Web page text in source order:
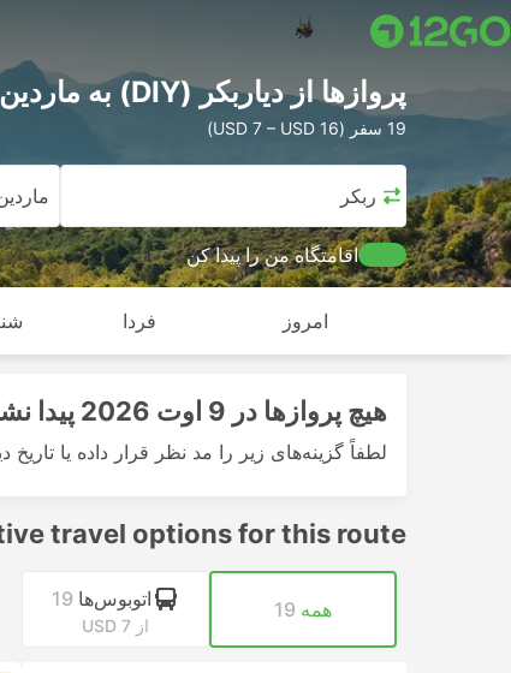
پرواز‌ها از دیاربکر (DIY) به ماردین (MQM)
19 سفر (USD 7 – USD 16)
دیاربکر
اقامتگاه من را پیدا کن
امروز فردا
هیچ پرواز‌ها در 9 اوت 2026 پیدا نشد
لطفاً گزینه‌های زیر را مد نظر قرار داده یا تاریخ
travel options for this route
همه 19 اتوبوس‌ها 19
از USD 7